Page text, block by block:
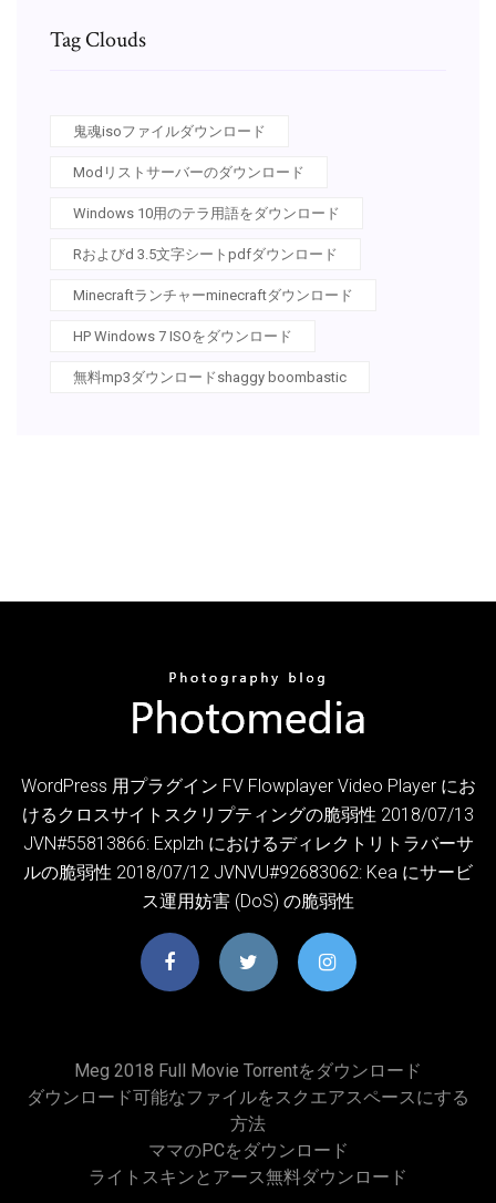
Tag Clouds
鬼魂isoファイルダウンロード
Modリストサーバーのダウンロード
Windows 10用のテラ用語をダウンロード
Rおよびd 3.5文字シートpdfダウンロード
Minecraftランチャーminecraftダウンロード
HP Windows 7 ISOをダウンロード
無料mp3ダウンロードshaggy boombastic
WordPress 用プラグイン FV Flowplayer Video Player にお
けるクロスサイトスクリプティングの脆弱性 2018/07/13
JVN#55813866: Explzh におけるディレクトリトラバーサ
ルの脆弱性 2018/07/12 JVNVU#92683062: Kea にサービ
ス運用妨害 (DoS) の脆弱性
Meg 2018 Full Movie Torrentをダウンロード
ダウンロード可能なファイルをスクエアスペースにする
方法
ママのPCをダウンロード
ライトスキンとアース無料ダウンロード